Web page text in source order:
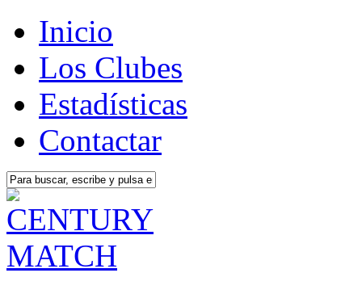
Inicio
Los Clubes
Estadísticas
Contactar